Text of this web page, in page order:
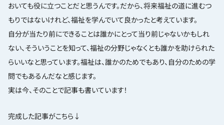
おいても役に立つことだと思うんです。だから、将来福祉の道に進むつ
もりではないけれど、福祉を学んでいて良かったと考えています。
自分が当たり前にできることは誰かにとって当り前じゃないかもしれ
ない、そういうことを知って、福祉の分野じゃなくとも誰かを助けられた
らいいなと思っています。福祉は、誰かのためでもあり、自分のための学
問でもあるんだなと感じます。
実は今、そのことで記事も書いています！
完成した記事がこちら↓